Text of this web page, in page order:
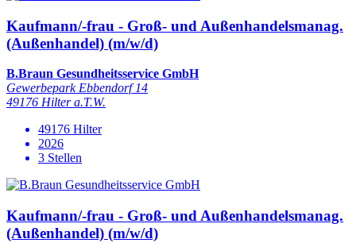
Kaufmann/-frau - Groß- und Außenhandelsmanag.
(Außenhandel) (m/w/d)
B.Braun Gesundheitsservice GmbH
Gewerbepark Ebbendorf 14
49176 Hilter a.T.W.
49176 Hilter
2026
3 Stellen
Kaufmann/-frau - Groß- und Außenhandelsmanag.
(Außenhandel) (m/w/d)